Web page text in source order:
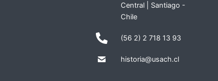
Central | Santiago -
Chile
(56 2) 2 718 13 93
historia@usach.cl